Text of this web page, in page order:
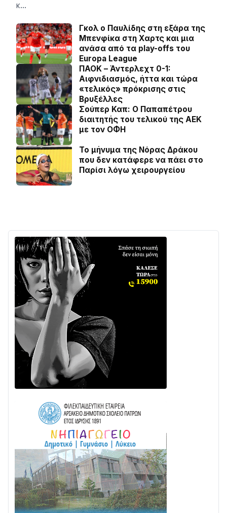
κ…
Γκολ ο Παυλίδης στη εξάρα της
Μπενφίκα στη Χαρτς και μια
ανάσα από τα play-offs του
Europa League
ΠΑΟΚ – Άντερλεχτ 0-1:
Αιφνιδιασμός, ήττα και τώρα
«τελικός» πρόκρισης στις
Βρυξέλλες
Σούπερ Καπ: Ο Παπαπέτρου
διαιτητής του τελικού της ΑΕΚ
με τον ΟΦΗ
Το μήνυμα της Νόρας Δράκου
που δεν κατάφερε να πάει στο
Παρίσι λόγω χειρουργείου